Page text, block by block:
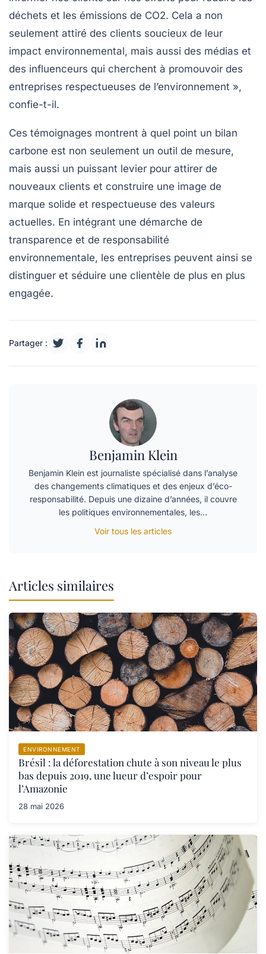
déchets et les émissions de CO2. Cela a non
seulement attiré des clients soucieux de leur
impact environnemental, mais aussi des médias et
des influenceurs qui cherchent à promouvoir des
entreprises respectueuses de l’environnement »,
confie-t-il.
Ces témoignages montrent à quel point un bilan
carbone est non seulement un outil de mesure,
mais aussi un puissant levier pour attirer de
nouveaux clients et construire une image de
marque solide et respectueuse des valeurs
actuelles. En intégrant une démarche de
transparence et de responsabilité
environnementale, les entreprises peuvent ainsi se
distinguer et séduire une clientèle de plus en plus
engagée.
Partager :
Benjamin Klein
Benjamin Klein est journaliste spécialisé dans l’analyse
des changements climatiques et des enjeux d’éco-
responsabilité. Depuis une dizaine d’années, il couvre
les politiques environnementales, les…
Voir tous les articles
Articles similaires
ENVIRONNEMENT
Brésil : la déforestation chute à son niveau le plus
bas depuis 2019, une lueur d’espoir pour
l’Amazonie
28 mai 2026